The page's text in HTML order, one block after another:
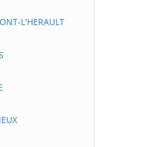
L'HERAULT